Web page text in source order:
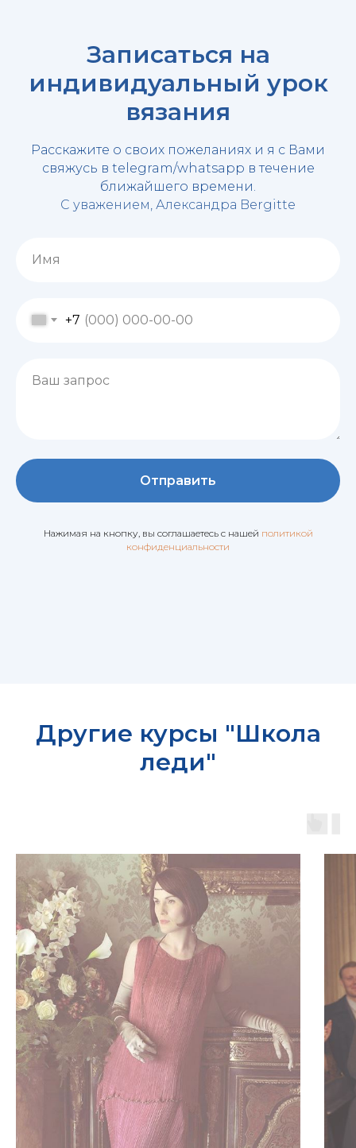
Записаться на
индивидуальный урок
вязания
Расскажите о своих пожеланиях и я с Вами
свяжусь в telegram/whatsapp в течение
ближайшего времени.
С уважением, Александра Bergitte
Имя
+7
Ваш запрос
Отправить
Нажимая на кнопку, вы соглашаетесь c нашей политикой
конфиденциальности
Другие курсы "Школа
леди"